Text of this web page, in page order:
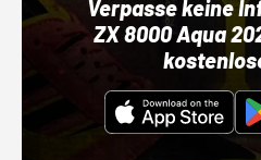
Verpasse keine
ZX 8000 Aqua